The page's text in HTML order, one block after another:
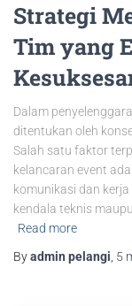
Strategi
Tim yang
Dalam
ditentukan oleh
Salah satu faktor
kelancaran event
komunikasi dan
kendala teknis
Read more
Byadmin pelangi, 5